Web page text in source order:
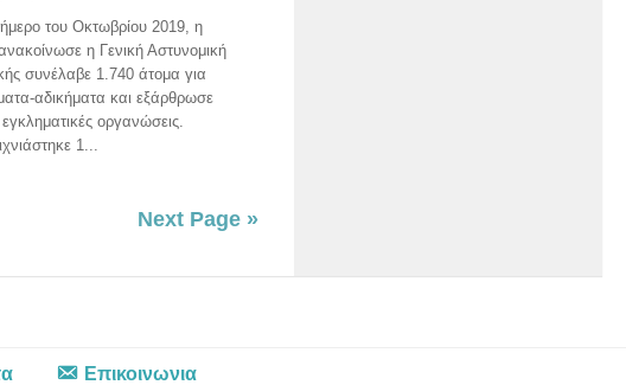
του Οκτωβρίου 2019, η
η Γενική Αστυνομική
συνέλαβε 1.740 άτομα για
αδικήματα και εξάρθρωσε
οργανώσεις.
1...
Next Page »
Επικοινωνια